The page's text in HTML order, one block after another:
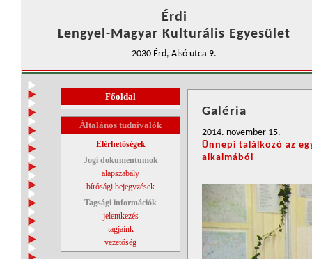
Érdi
Lengyel-Magyar Kulturális Egyesület
2030 Érd, Alsó utca 9.
Főoldal
Általános tudnivalók
Elérhetőségek
Jogi dokumentumok
alapszabály
bírósági bejegyzések
Tagsági információk
jelentkezés
tagjaink
vezetőség
Galéria
2014. november 15.
Ünnepi találkozó az
alkalmából